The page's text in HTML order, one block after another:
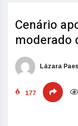
Cenário
moderado
Lázara
177